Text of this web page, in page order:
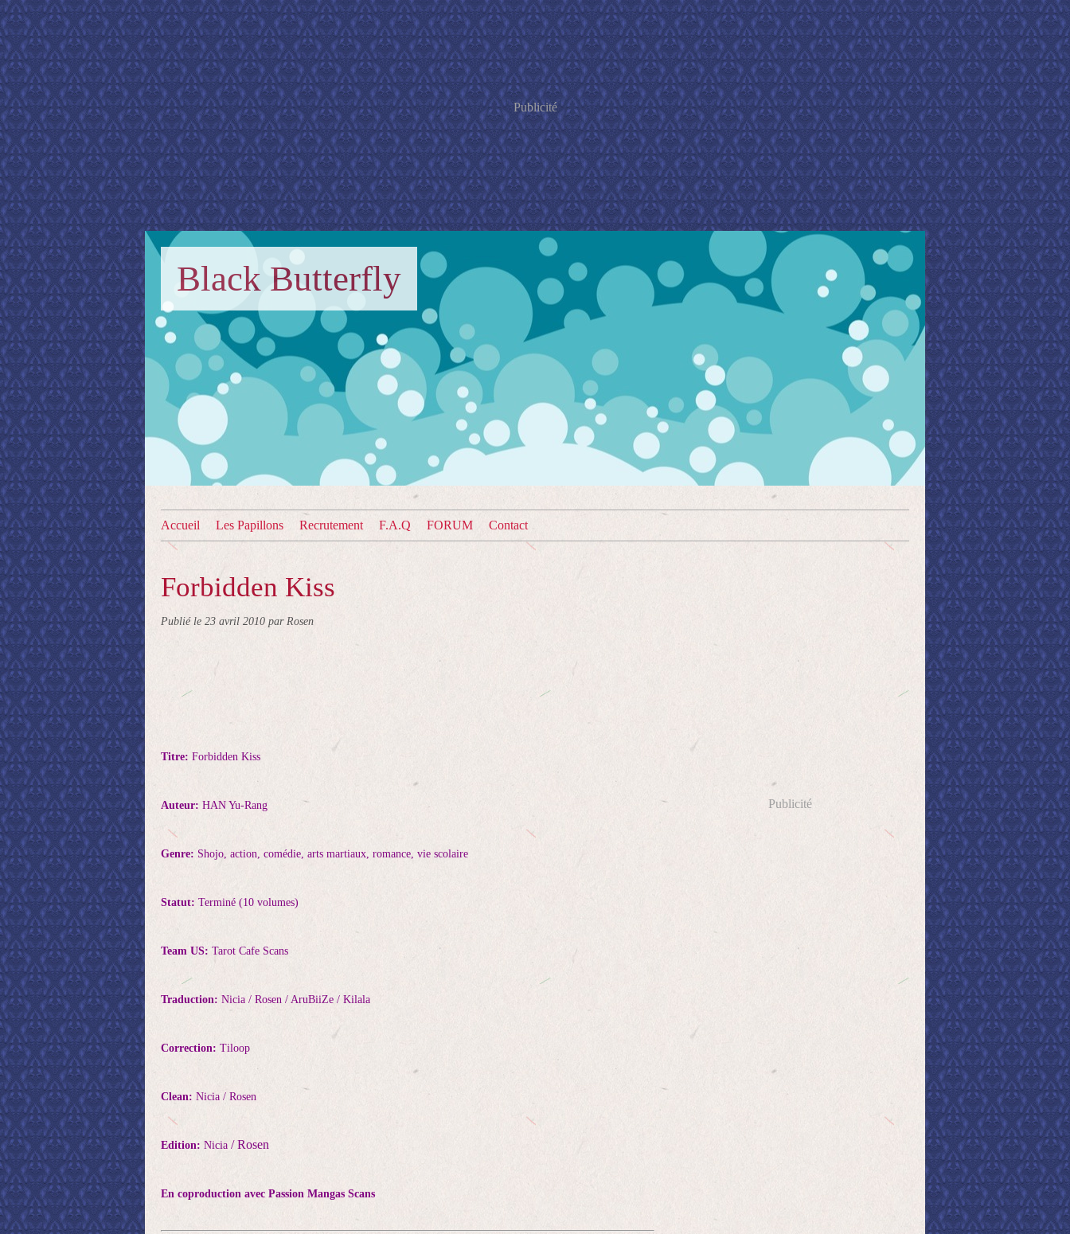
Publicité
Black Butterfly
Accueil Les Papillons Recrutement F.A.Q FORUM Contact
Forbidden Kiss
Publié le 23 avril 2010 par Rosen
Titre: Forbidden Kiss
Auteur: HAN Yu-Rang
Genre: Shojo, action, comédie, arts martiaux, romance, vie scolaire
Statut: Terminé (10 volumes)
Team US: Tarot Cafe Scans
Traduction: Nicia / Rosen / AruBiiZe / Kilala
Correction: Tiloop
Clean: Nicia / Rosen
Edition: Nicia / Rosen
En coproduction avec Passion Mangas Scans
Publicité